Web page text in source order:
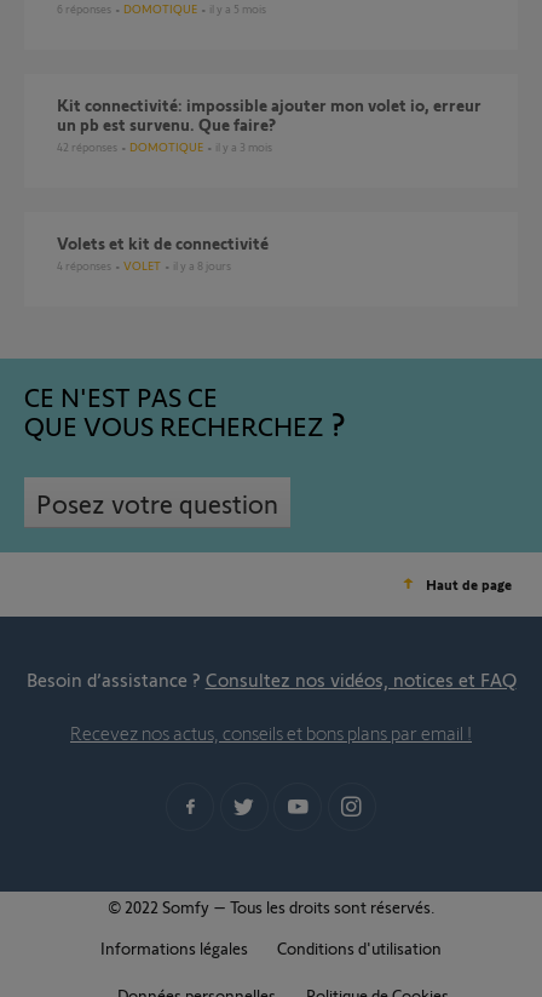
6 réponses DOMOTIQUE il y a 5 mois
Kit connectivité: impossible ajouter mon volet io, erreur
un pb est survenu. Que faire?
42 réponses DOMOTIQUE il y a 3 mois
Volets et kit de connectivité
4 réponses VOLET il y a 8 jours
CE N'EST PAS CE
QUE VOUS RECHERCHEZ
Posez votre question
Haut de page
Besoin d’assistance ? Consultez nos vidéos, notices et FAQ
Recevez nos actus, conseils et bons plans par email !
© 2022 Somfy – Tous les droits sont réservés.
Informations légales
Conditions d'utilisation